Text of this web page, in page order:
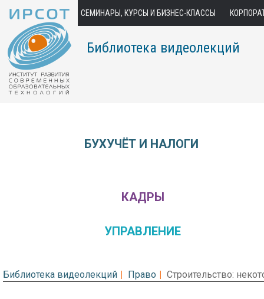
СЕМИНАРЫ, КУРСЫ И БИЗНЕС-КЛАССЫ
Библиотека видеолекций
БУХУЧЁТ И НАЛОГИ
КАДРЫ
УПРАВЛЕНИЕ
Библиотека видеолекций Право Строительство: